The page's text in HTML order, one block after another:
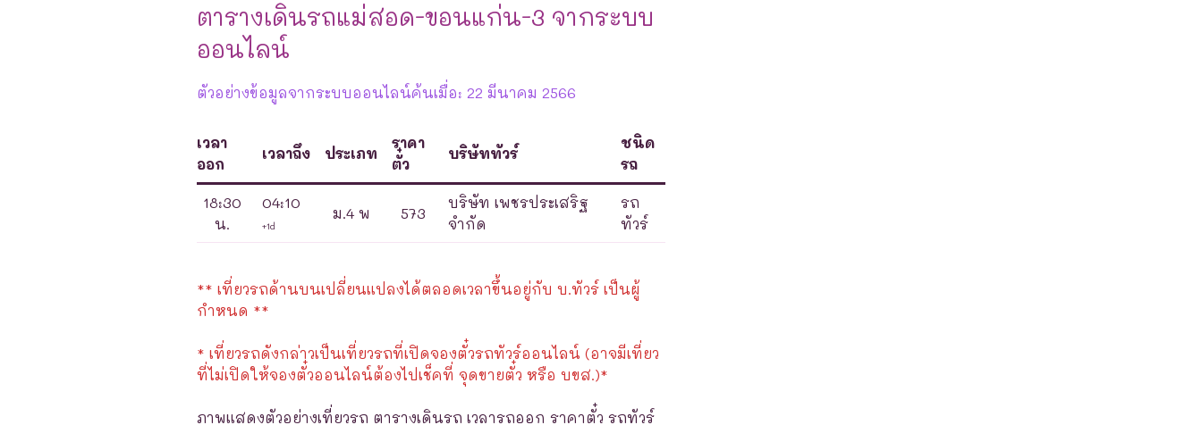
ตารางเดินรถแม่สอด-ขอนแก่น-3 จากระบบ
ออนไลน์
ตัวอย่างข้อมูลจากระบบออนไลน์ค้นเมื่อ: 22 มีนาคม 2566
เวลา
ออก
เวลาถึง ประเภท
ราคา
ตั๋ว
บริษัททัวร์
ชนิด
รถ
18:30
น.
04:10
+1d
ม.4 พ 573
บริษัท เพชรประเสริฐ
จำกัด
รถ
ทัวร์
** เที่ยวรถด้านบนเปลี่ยนแปลงได้ตลอดเวลาขึ้นอยู่กับ บ.ทัวร์ เป็นผู้
กำหนด **
* เที่ยวรถดังกล่าวเป็นเที่ยวรถที่เปิดจองตั๋วรถทัวร์ออนไลน์ (อาจมีเที่ยว
ที่ไม่เปิดให้จองตั๋วออนไลน์ต้องไปเช็คที่ จุดขายตั๋ว หรือ บขส.)*
ภาพแสดงตัวอย่างเที่ยวรถ ตารางเดินรถ เวลารถออก ราคาตั๋ว รถทัวร์